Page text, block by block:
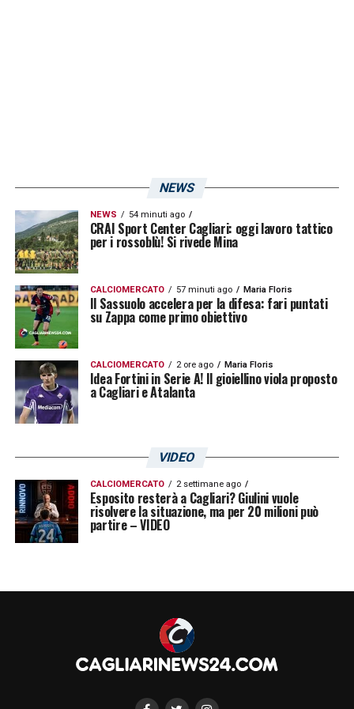
NEWS
NEWS 54 minuti ago
CRAI Sport Center Cagliari: oggi lavoro tattico
per i rossoblù! Si rivede Mina
CALCIOMERCATO 57 minuti ago Maria Floris
Il Sassuolo accelera per la difesa: fari puntati
su Zappa come primo obiettivo
CALCIOMERCATO 2 ore ago Maria Floris
Idea Fortini in Serie A! Il gioiellino viola proposto
a Cagliari e Atalanta
VIDEO
CALCIOMERCATO 2 settimane ago
Esposito resterà a Cagliari? Giulini vuole
risolvere la situazione, ma per 20 milioni può
partire – VIDEO